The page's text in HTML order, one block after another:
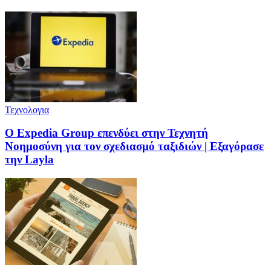
Τεχνολογια
Ο Expedia Group επενδύει στην Τεχνητή
Νοημοσύνη για τον σχεδιασμό ταξιδιών | Εξαγόρασε
την Layla